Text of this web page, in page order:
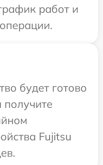
работ и
будет готово
Fujitsu